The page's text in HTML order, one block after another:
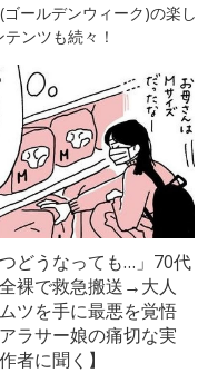
ールデンウィーク)の楽し
ンツも続々！
つどうなっても…」70代
裸で救急搬送→大人
ツを手に最悪を覚悟
ラサー娘の痛切な実
者に聞く】